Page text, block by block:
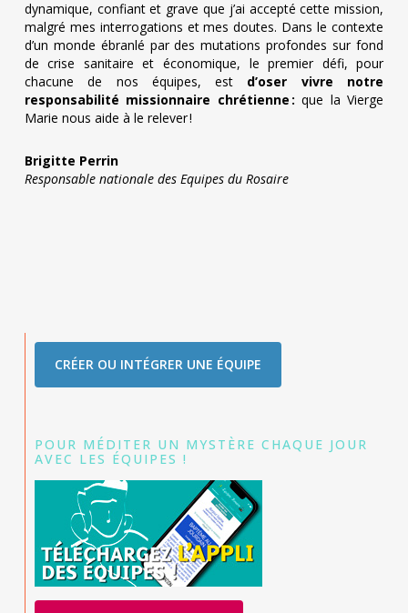
dynamique, confiant et grave que j’ai accepté cette mission,
malgré mes interrogations et mes doutes. Dans le contexte
d’un monde ébranlé par des mutations profondes sur fond
de crise sanitaire et économique, le premier défi, pour
chacune de nos équipes, est d’oser vivre notre
responsabilité missionnaire chrétienne : que la Vierge
Marie nous aide à le relever !
Brigitte Perrin
Responsable nationale des Equipes du Rosaire
CRÉER OU INTÉGRER UNE ÉQUIPE
POUR MÉDITER UN MYSTÈRE CHAQUE JOUR
AVEC LES ÉQUIPES !